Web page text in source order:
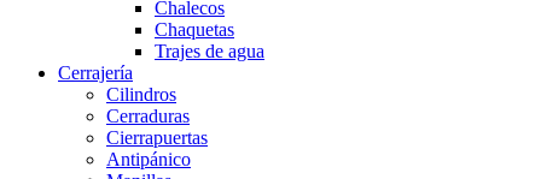
Chalecos
Chaquetas
Trajes de agua
Cerrajería
Cilindros
Cerraduras
Cierrapuertas
Antipánico